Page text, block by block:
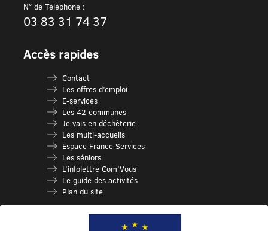
N° de Téléphone :
03 83 31 74 37
Accès rapides
Contact
Les offres d’emploi
E-services
Les 42 communes
Je vais en déchèterie
Les multi-accueils
Espace France Services
Les séniors
L’infolettre Com’Vous
Le guide des activités
Plan du site